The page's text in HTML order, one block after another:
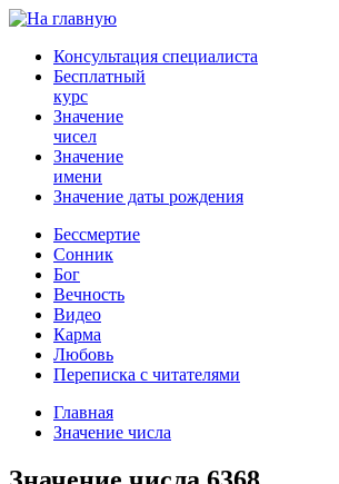
Консультация специалиста
Бесплатный
курс
Значение
чисел
Значение
имени
Значение даты рождения
Бессмертие
Сонник
Бог
Вечность
Видео
Карма
Любовь
Переписка с читателями
Главная
Значение числа